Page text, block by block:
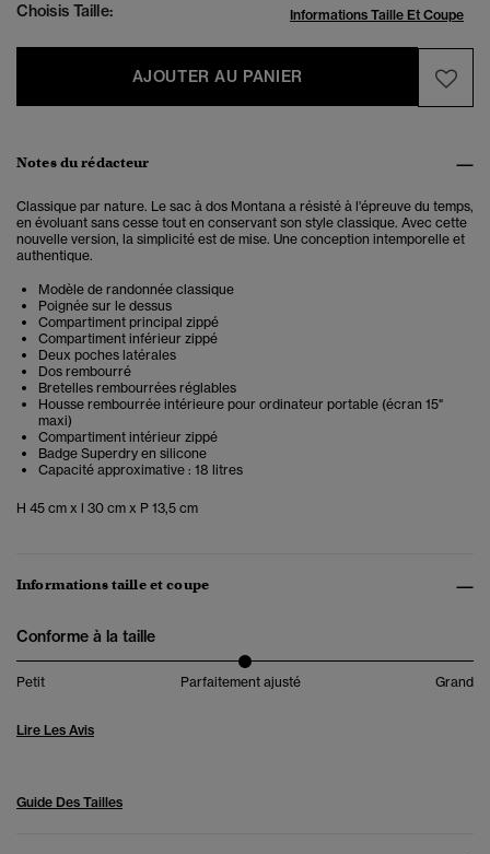
Choisis Taille: Informations Taille Et Coupe
AJOUTER AU PANIER
Notes du rédacteur
Classique par nature. Le sac à dos Montana a résisté à l'épreuve du temps,
en évoluant sans cesse tout en conservant son style classique. Avec cette
nouvelle version, la simplicité est de mise. Une conception intemporelle et
authentique.
Modèle de randonnée classique
Poignée sur le dessus
Compartiment principal zippé
Compartiment inférieur zippé
Deux poches latérales
Dos rembourré
Bretelles rembourrées réglables
Housse rembourrée intérieure pour ordinateur portable (écran 15"
maxi)
Compartiment intérieur zippé
Badge Superdry en silicone
Capacité approximative : 18 litres
H 45 cm x l 30 cm x P 13,5 cm
Informations taille et coupe
Conforme à la taille
Petit Parfaitement ajusté Grand
Lire Les Avis
Guide Des Tailles